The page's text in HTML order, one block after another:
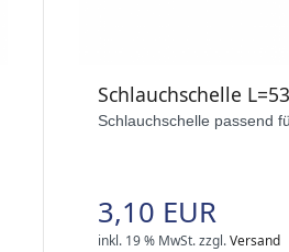
Schlauchschelle
Schlauchschelle passend
3,10 EUR
inkl. 19 % MwSt.zzgl.Versand